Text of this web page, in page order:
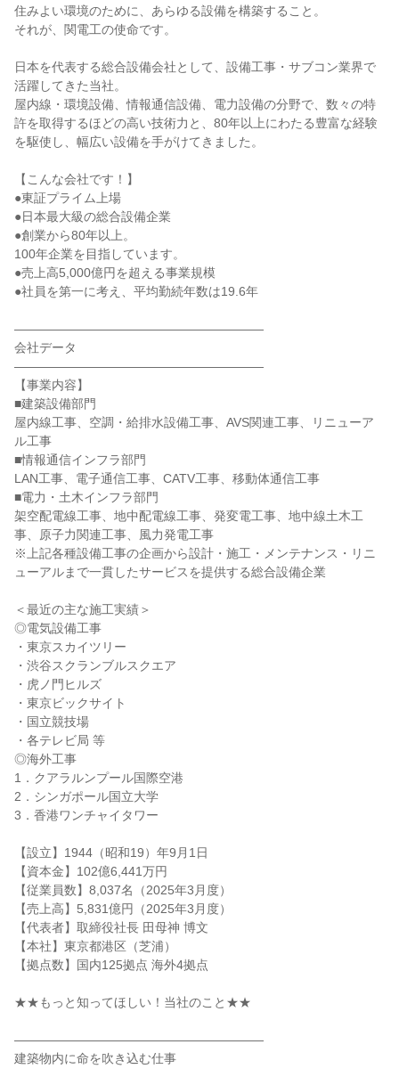
住みよい環境のために、あらゆる設備を構築すること。
それが、関電工の使命です。
日本を代表する総合設備会社として、設備工事・サブコン業界で
活躍してきた当社。
屋内線・環境設備、情報通信設備、電力設備の分野で、数々の特
許を取得するほどの高い技術力と、80年以上にわたる豊富な経験
を駆使し、幅広い設備を手がけてきました。
【こんな会社です！】
●東証プライム上場
●日本最大級の総合設備企業
●創業から80年以上。
100年企業を目指しています。
●売上高5,000億円を超える事業規模
●社員を第一に考え、平均勤続年数は19.6年
――――――――――――――――――――
会社データ
――――――――――――――――――――
【事業内容】
■建築設備部門
屋内線工事、空調・給排水設備工事、AVS関連工事、リニューア
ル工事
■情報通信インフラ部門
LAN工事、電子通信工事、CATV工事、移動体通信工事
■電力・土木インフラ部門
架空配電線工事、地中配電線工事、発変電工事、地中線土木工
事、原子力関連工事、風力発電工事
※上記各種設備工事の企画から設計・施工・メンテナンス・リニ
ューアルまで一貫したサービスを提供する総合設備企業
＜最近の主な施工実績＞
◎電気設備工事
・東京スカイツリー
・渋谷スクランブルスクエア
・虎ノ門ヒルズ
・東京ビックサイト
・国立競技場
・各テレビ局 等
◎海外工事
1．クアラルンプール国際空港
2．シンガポール国立大学
3．香港ワンチャイタワー
【設立】1944（昭和19）年9月1日
【資本金】102億6,441万円
【従業員数】8,037名（2025年3月度）
【売上高】5,831億円（2025年3月度）
【代表者】取締役社長 田母神 博文
【本社】東京都港区（芝浦）
【拠点数】国内125拠点 海外4拠点
★★もっと知ってほしい！当社のこと★★
――――――――――――――――――――
建築物内に命を吹き込む仕事